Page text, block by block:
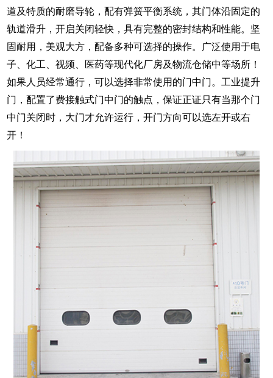
道及特质的耐磨导轮，配有弹簧平衡系统，其门体沿固定的
轨道滑升，开启关闭轻快，具有完整的密封结构和性能。坚
固耐用，美观大方，配备多种可选择的操作。广泛使用于电
子、化工、视频、医药等现代化厂房及物流仓储中等场所！
如果人员经常通行，可以选择非常使用的门中门。工业提升
门，配置了费接触式门中门的触点，保证正证只有当那个门
中门关闭时，大门才允许运行，开门方向可以选左开或右
开 ！